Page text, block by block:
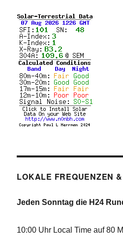
LOKALE FREQUENZEN
Jeden Sonntag die H24
10:00 Uhr Local Time auf 80